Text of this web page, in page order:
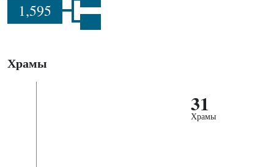
1,595
Храмы
31
Храмы